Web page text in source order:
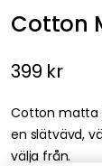
Cotton
399 kr
Cotton matta
en slätvävd,
välja från.